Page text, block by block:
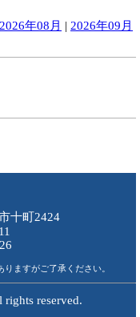
2026年08月 | 2026年09月
十町2424
ますがご了承ください。
reserved.